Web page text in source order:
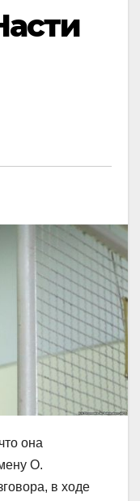
она
О.
в ходе